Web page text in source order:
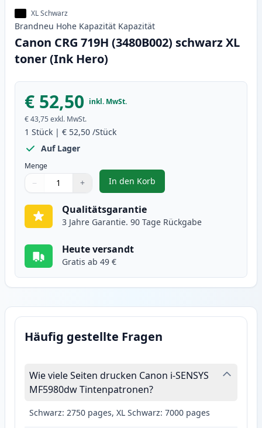
XL Schwarz
Brandneu Hohe Kapazität Kapazität
Canon CRG 719H (3480B002) schwarz XL
toner (Ink Hero)
€ 52,50 inkl. MwSt.
€ 43,75 exkl. MwSt.
1 Stück | € 52,50 /Stück
Auf Lager
Menge
Verwenden Sie die Tasten, um anzupassen
− +
1
In den Korb
, Canon CRG 719H (3480B002)
Qualitätsgarantie
3 Jahre Garantie. 90 Tage Rückgabe
Heute versandt
Gratis ab 49 €
Häufig gestellte Fragen
Wie viele Seiten drucken Canon i-SENSYS
MF5980dw Tintenpatronen?
Schwarz: 2750 pages, XL Schwarz: 7000 pages